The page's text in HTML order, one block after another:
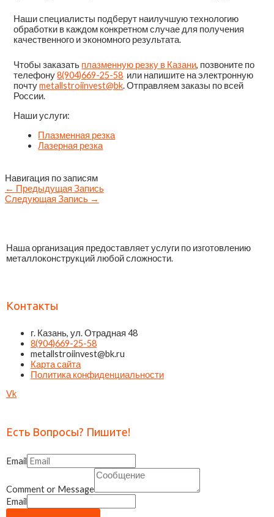
Наши специалисты подберут наилучшую технологию
обработки в каждом конкретном случае для получения
качественного и экономного результата.
Чтобы заказать плазменную резку в Казани, позвоните по
телефону8(904)669-25-58 или напишите на электронную
почтуmetallstroiinvest@bk. Отправляем заказы по всей
России.
Наши услуги:
Плазменная резка
Лазерная резка
Навигация по записям
← Предыдущая Запись
Следующая Запись →
Наша организация предоставляет услуги по изготовлению
металлоконструкций любой сложности.
Контакты
г. Казань, ул. Отрадная 48
8(904)669-25-58
metallstroiinvest@bk.ru
Карта сайта
Политика конфиденциальности
Vk
Есть Вопросы? Пишите!
Email
Comment or Message
Email